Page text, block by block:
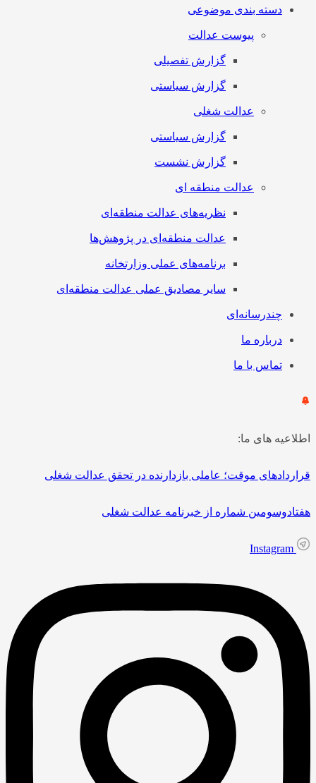
دسته بندی موضوعی
پیوست عدالت
گزارش تفصیلی
گزارش سیاستی
عدالت شغلی
گزارش سیاستی
گزارش نشست
عدالت منطقه ای
نظریه‌های عدالت منطقه‌ای
عدالت منطقه‌ای در پژوهش‌ها
برنامه‌های عملی وزارتخانه
سایر مصادیق عملی عدالت منطقه‌ای
چندرسانه‌ای
درباره ما
تماس با ما
اطلاعیه های ما:
قراردادهای موقت؛ عاملی بازدارنده در تحقق عدالت شغلی
هفتادوسومین شماره از خبرنامه عدالت شغلی
Instagram